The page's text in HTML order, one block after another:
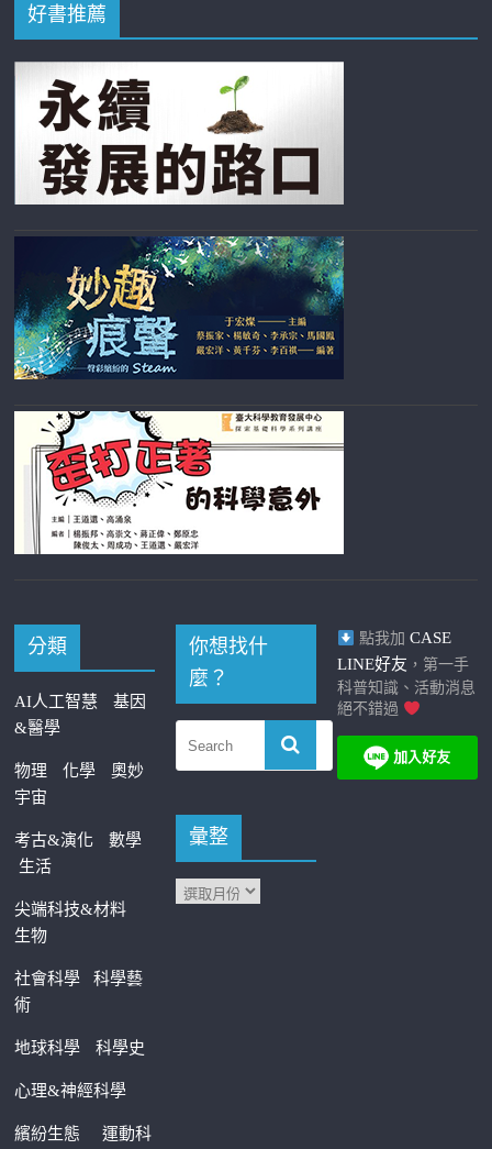
好書推薦
分類
AI人工智慧
基因
&醫學
物理 化學
奧妙
宇宙
考古&演化
數學
生活
尖端科技&材料
生物
社會科學科學藝
術
地球科學 科學史
心理&神經科學
繽紛生態運動科
你想找什
麼？
彙整
點我加 CASE
LINE好友 ，第一手
科普知識、活動消息
絕不錯過